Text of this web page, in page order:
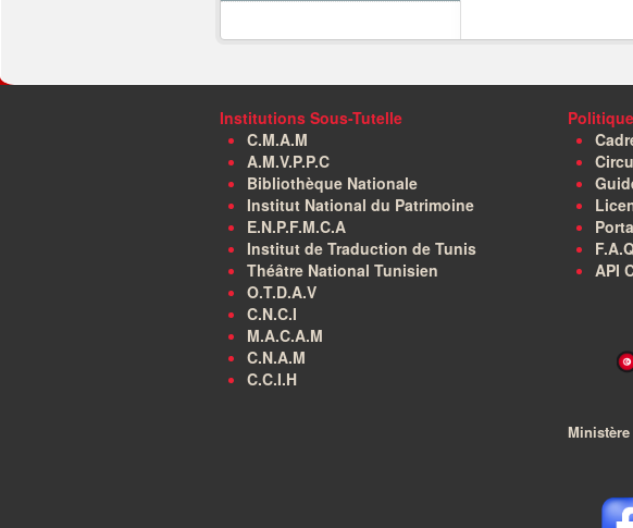
Institutions Sous-Tutelle
C.M.A.M
A.M.V.P.P.C
Bibliothèque Nationale
Institut National du Patrimoine
E.N.P.F.M.C.A
Institut de Traduction de Tunis
Théâtre National Tunisien
O.T.D.A.V
C.N.C.I
M.A.C.A.M
C.N.A.M
C.C.I.H
API